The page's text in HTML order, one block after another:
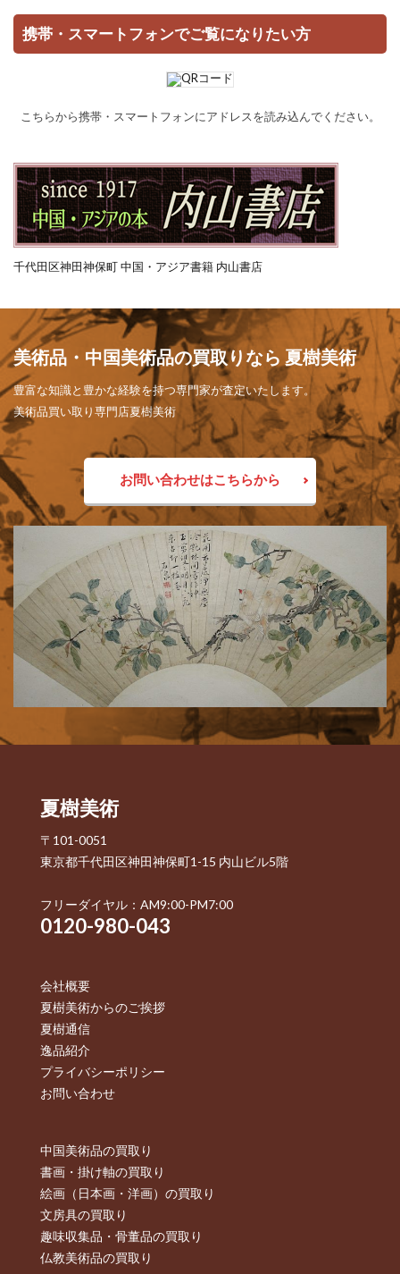
携帯・スマートフォンでご覧になりたい方
こちらから携帯・スマートフォンにアドレスを読み込んでください。
千代田区神田神保町 中国・アジア書籍 内山書店
美術品・中国美術品の買取りなら 夏樹美術
豊富な知識と豊かな経験を持つ専門家が査定いたします。
美術品買い取り専門店夏樹美術
お問い合わせはこちらから
夏樹美術
〒101-0051
東京都千代田区神田神保町1-15 内山ビル5階
フリーダイヤル：AM9:00-PM7:00
0120-980-043
会社概要
夏樹美術からのご挨拶
夏樹通信
逸品紹介
プライバシーポリシー
お問い合わせ
中国美術品の買取り
書画・掛け軸の買取り
絵画（日本画・洋画）の買取り
文房具の買取り
趣味収集品・骨董品の買取り
仏教美術品の買取り